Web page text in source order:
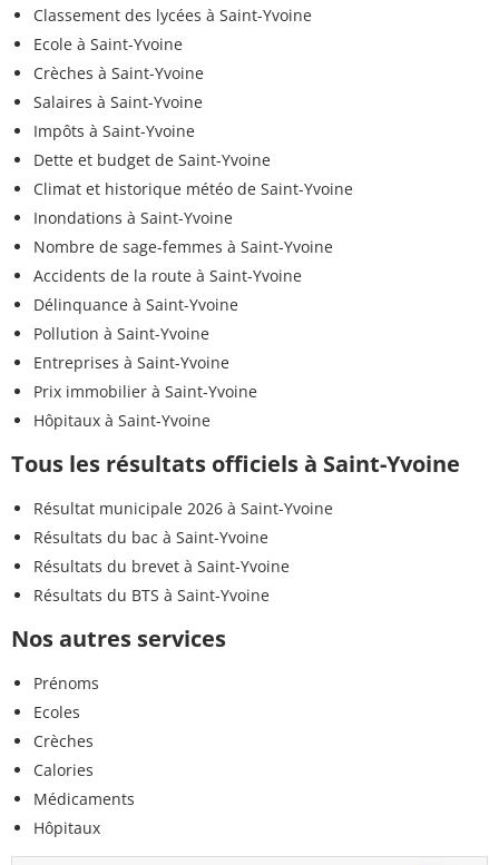
Classement des lycées à Saint-Yvoine
Ecole à Saint-Yvoine
Crèches à Saint-Yvoine
Salaires à Saint-Yvoine
Impôts à Saint-Yvoine
Dette et budget de Saint-Yvoine
Climat et historique météo de Saint-Yvoine
Inondations à Saint-Yvoine
Nombre de sage-femmes à Saint-Yvoine
Accidents de la route à Saint-Yvoine
Délinquance à Saint-Yvoine
Pollution à Saint-Yvoine
Entreprises à Saint-Yvoine
Prix immobilier à Saint-Yvoine
Hôpitaux à Saint-Yvoine
Tous les résultats officiels à Saint-Yvoine
Résultat municipale 2026 à Saint-Yvoine
Résultats du bac à Saint-Yvoine
Résultats du brevet à Saint-Yvoine
Résultats du BTS à Saint-Yvoine
Nos autres services
Prénoms
Ecoles
Crèches
Calories
Médicaments
Hôpitaux